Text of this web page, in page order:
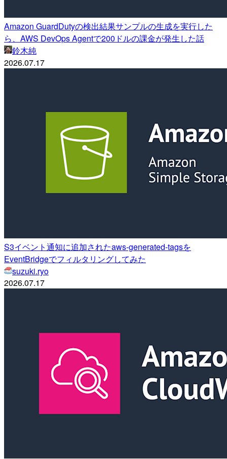
Amazon GuardDutyの検出結果サンプルの生成を実行した
ら、AWS DevOps Agentで200ドルの課金が発生した話
鈴木純
2026.07.17
S3イベント通知に追加されたaws-generated-tagsを
EventBridgeでフィルタリングしてみた
suzuki.ryo
2026.07.17